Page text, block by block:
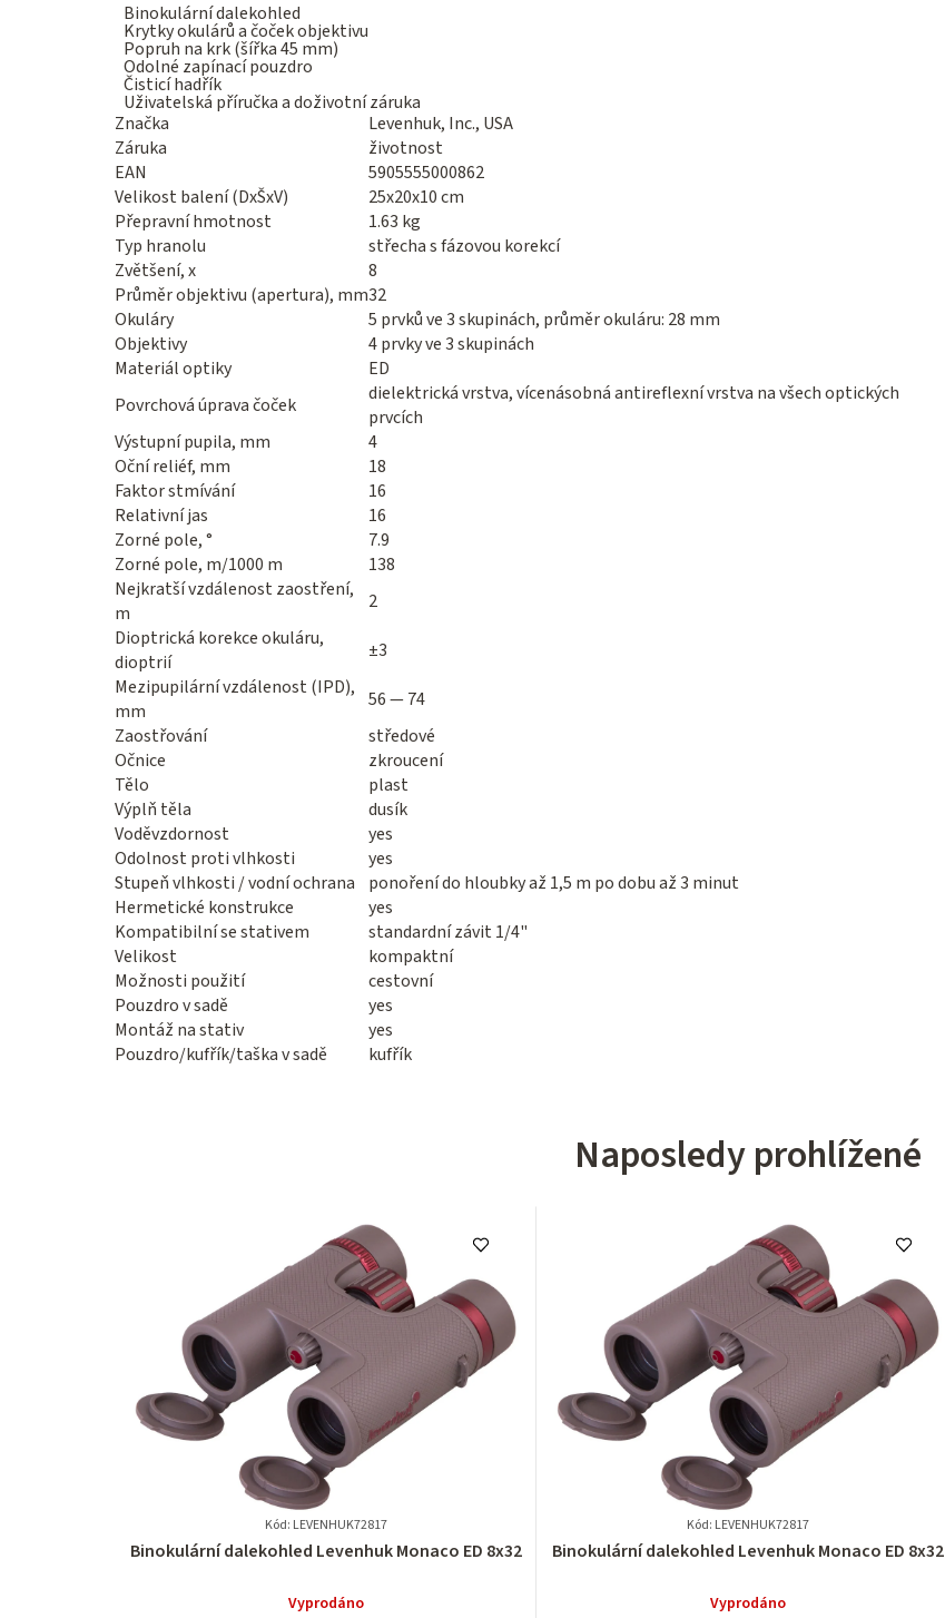
Binokulární dalekohled
Krytky okulárů a čoček objektivu
Popruh na krk (šířka 45 mm)
Odolné zapínací pouzdro
Čisticí hadřík
Uživatelská příručka a doživotní záruka
Značka
Levenhuk, Inc., USA
Záruka
životnost
EAN
5905555000862
Velikost balení (DxŠxV)
25x20x10 cm
Přepravní hmotnost
1.63 kg
Typ hranolu
střecha s fázovou korekcí
Zvětšení, x
8
Průměr objektivu (apertura), mm32
Okuláry
5 prvků ve 3 skupinách, průměr okuláru: 28 mm
Objektivy
4 prvky ve 3 skupinách
Materiál optiky
ED
Povrchová úprava čoček
dielektrická vrstva, vícenásobná antireflexní vrstva na všech optických
prvcích
Výstupní pupila, mm
4
Oční reliéf, mm
18
Faktor stmívání
16
Relativní jas
16
Zorné pole, °
7.9
Zorné pole, m/1000 m
138
Nejkratší vzdálenost zaostření,
m
2
Dioptrická korekce okuláru,
dioptrií
±3
Mezipupilární vzdálenost (IPD),
mm
56 — 74
Zaostřování
středové
Očnice
zkroucení
Tělo
plast
Výplň těla
dusík
Voděvzdornost
yes
Odolnost proti vlhkosti
yes
Stupeň vlhkosti / vodní ochrana
ponoření do hloubky až 1,5 m po dobu až 3 minut
Hermetické konstrukce
yes
Kompatibilní se stativem
standardní závit 1/4"
Velikost
kompaktní
Možnosti použití
cestovní
Pouzdro v sadě
yes
Montáž na stativ
yes
Pouzdro/kufřík/taška v sadě
kufřík
Naposledy prohlížené
Kód: LEVENHUK72817
Průměrné
produktu
Binokulární dalekohled Levenhuk Monaco ED 8x32
Vyprodáno
Kód: LEVENHUK72817
Průměrné
produktu
Binokulární dalekohled Levenhuk Monaco ED 8x32
Vyprodáno